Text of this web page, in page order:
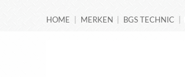
HOME | MERKEN | BGS TECHNIC |